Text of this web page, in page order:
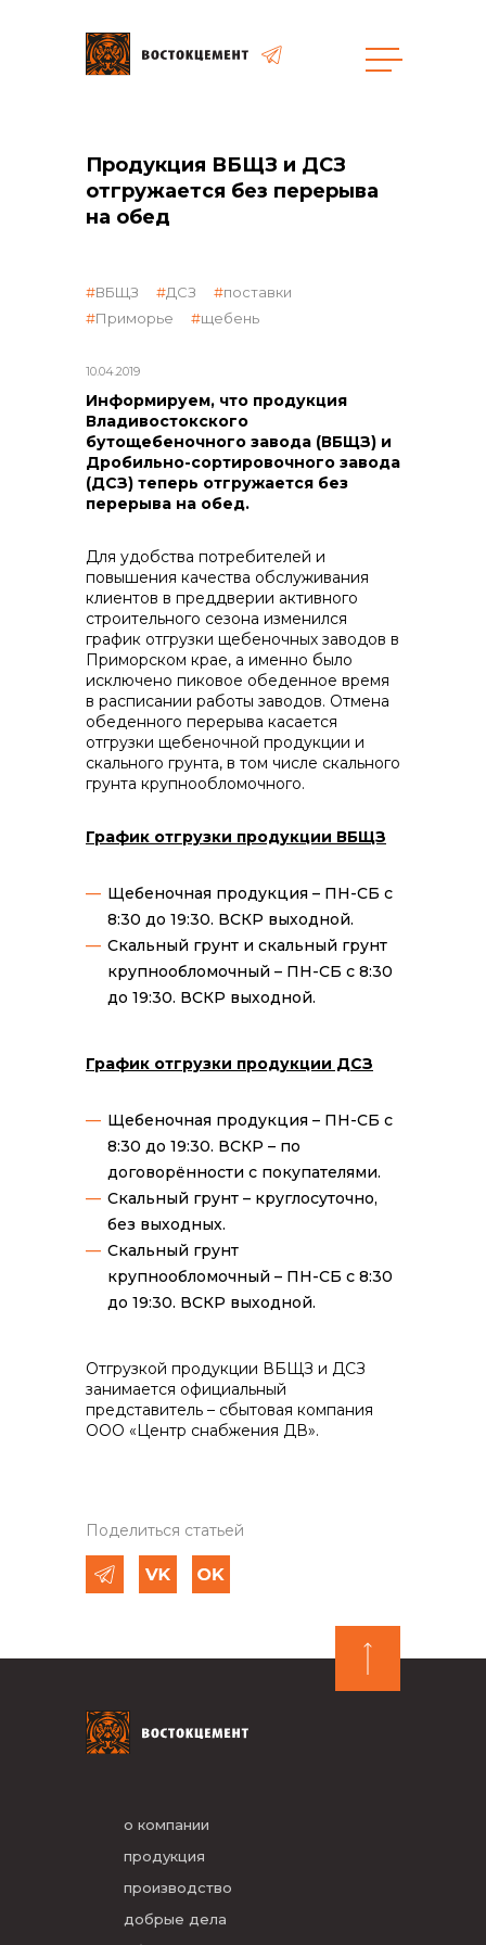
общая информация
объявленные закупки
реализация неликвидов
контакты отдела закупок
Контакты
info@vostokcement.ru
Продукция ВБЩЗ и ДСЗ
отгружается без перерыва
на обед
10.04.2019
ВБЩЗ ДСЗ
поставки
Приморье
щебень
Информируем, что продукция
Владивостокского
бутощебеночного завода (ВБЩЗ) и
Дробильно-сортировочного завода
(ДСЗ) теперь отгружается без
перерыва на обед.
Для удобства потребителей и
повышения качества обслуживания
клиентов в преддверии активного
строительного сезона изменился
график отгрузки щебеночных заводов в
Приморском крае, а именно было
исключено пиковое обеденное время
в расписании работы заводов. Отмена
обеденного перерыва касается
отгрузки щебеночной продукции и
скального грунта, в том числе скального
грунта крупнообломочного.
График отгрузки продукции ВБЩЗ
Щебеночная продукция – ПН-СБ с
8:30 до 19:30. ВСКР выходной.
Скальный грунт и скальный грунт
крупнообломочный – ПН-СБ с 8:30
до 19:30. ВСКР выходной.
График отгрузки продукции ДСЗ
Щебеночная продукция – ПН-СБ с
8:30 до 19:30. ВСКР – по
договорённости с покупателями.
Скальный грунт – круглосуточно,
без выходных.
Скальный грунт
крупнообломочный – ПН-СБ с 8:30
до 19:30. ВСКР выходной.
Отгрузкой продукции ВБЩЗ и ДСЗ
занимается официальный
представитель – сбытовая компания
ООО «Центр снабжения ДВ».
Поделиться статьей
о компании
продукция
производство
добрые дела